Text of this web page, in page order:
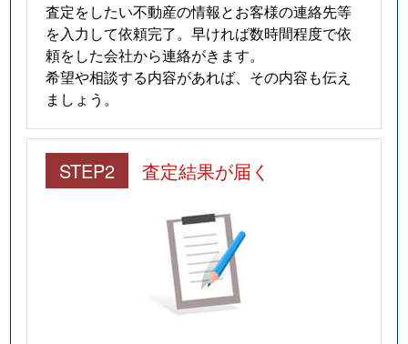
査定をしたい不動産の情報とお客様の連絡先等
を入力して依頼完了。早ければ数時間程度で依
頼をした会社から連絡がきます。
希望や相談する内容があれば、その内容も伝え
ましょう。
STEP2 査定結果が届く